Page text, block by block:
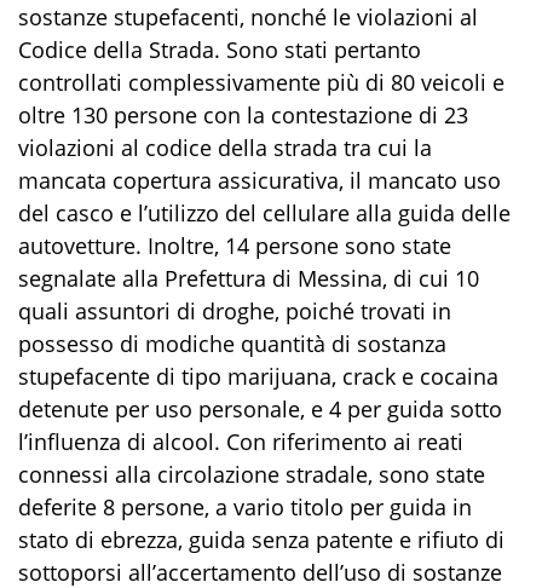
sostanze stupefacenti, nonché le violazioni al
Codice della Strada. Sono stati pertanto
controllati complessivamente più di 80 veicoli e
oltre 130 persone con la contestazione di 23
violazioni al codice della strada tra cui la
mancata copertura assicurativa, il mancato uso
del casco e l’utilizzo del cellulare alla guida delle
autovetture. Inoltre, 14 persone sono state
segnalate alla Prefettura di Messina, di cui 10
quali assuntori di droghe, poiché trovati in
possesso di modiche quantità di sostanza
stupefacente di tipo marijuana, crack e cocaina
detenute per uso personale, e 4 per guida sotto
l’influenza di alcool. Con riferimento ai reati
connessi alla circolazione stradale, sono state
deferite 8 persone, a vario titolo per guida in
stato di ebrezza, guida senza patente e rifiuto di
sottoporsi all’accertamento dell’uso di sostanze